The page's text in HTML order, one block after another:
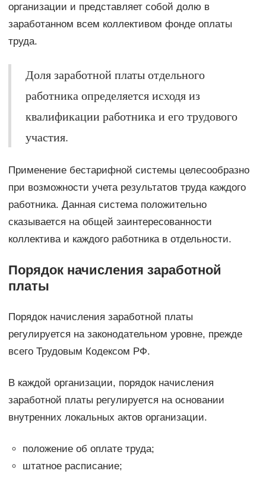
организации и представляет собой долю в
заработанном всем коллективом фонде оплаты
труда.
Доля заработной платы отдельного
работника определяется исходя из
квалификации работника и его трудового
участия.
Применение бестарифной системы целесообразно
при возможности учета результатов труда каждого
работника. Данная система положительно
сказывается на общей заинтересованности
коллектива и каждого работника в отдельности.
Порядок начисления заработной
платы
Порядок начисления заработной платы
регулируется на законодательном уровне, прежде
всего Трудовым Кодексом РФ.
В каждой организации, порядок начисления
заработной платы регулируется на основании
внутренних локальных актов организации.
положение об оплате труда;
штатное расписание;